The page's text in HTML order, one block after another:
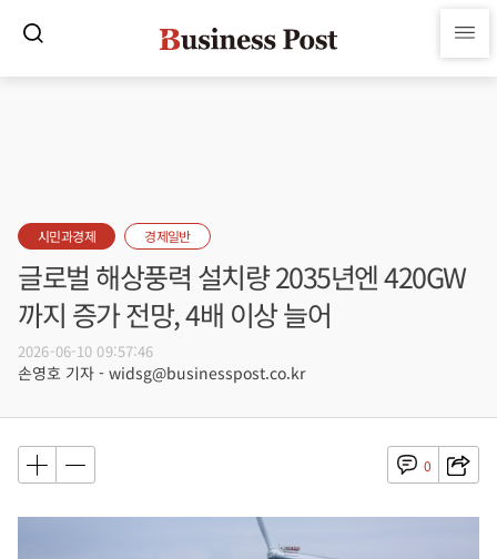
시민과경제 경제일반
글로벌 해상풍력 설치량 2035년엔 420GW
까지 증가 전망, 4배 이상 늘어
2026-06-10 09:57:46
손영호 기자 - widsg@businesspost.co.kr
0